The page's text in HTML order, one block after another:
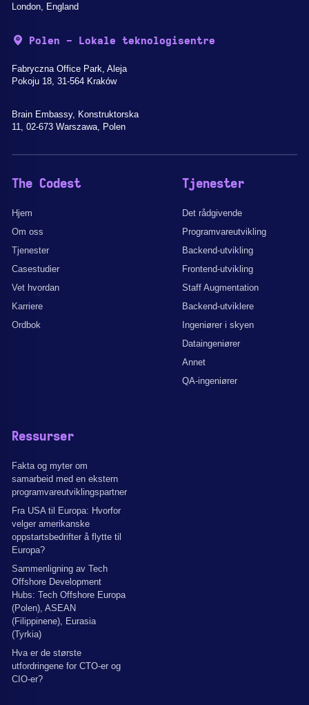
London, England
Polen - Lokale teknologisentre
Fabryczna Office Park, Aleja
Pokoju 18, 31-564 Kraków
Brain Embassy, Konstruktorska
11, 02-673 Warszawa, Polen
The Codest
Hjem
Om oss
Tjenester
Casestudier
Vet hvordan
Karriere
Ordbok
Tjenester
Det rådgivende
Programvareutvikling
Backend-utvikling
Frontend-utvikling
Staff Augmentation
Backend-utviklere
Ingeniører i skyen
Dataingeniører
Annet
QA-ingeniører
Ressurser
Fakta og myter om
samarbeid med en ekstern
programvareutviklingspartner
Fra USA til Europa: Hvorfor
velger amerikanske
oppstartsbedrifter å flytte til
Europa?
Sammenligning av Tech
Offshore Development
Hubs: Tech Offshore Europa
(Polen), ASEAN
(Filippinene), Eurasia
(Tyrkia)
Hva er de største
utfordringene for CTO-er og
CIO-er?